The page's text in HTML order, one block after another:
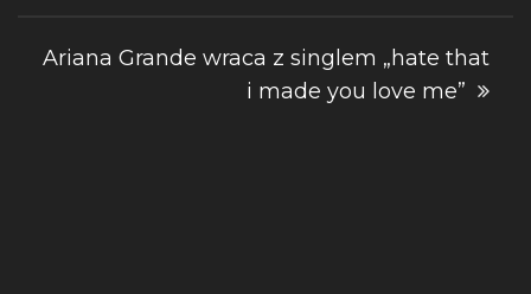
Ariana Grande wraca z singlem „hate that
i made you love me”